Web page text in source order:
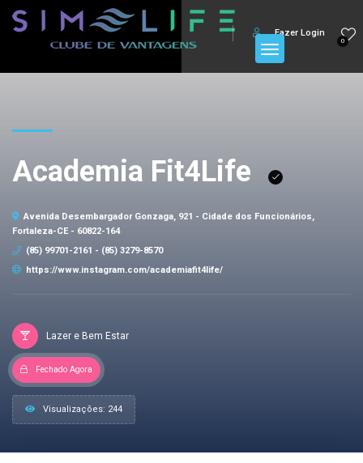
0
Fazer Login
Academia Fit4Life
Avenida Desembargador Gonzaga, 921 - Cidade dos Funcionários,
Fortaleza-CE - 60822-164
(85) 99701-2161 - (85) 3279-8570
https://www.instagram.com/academiafit4life/
Lazer e Bem Estar
Fechado Agora
Visualizações: 244